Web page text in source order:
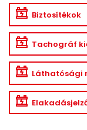
Biztosítékok
Tachográf
Láthatósági